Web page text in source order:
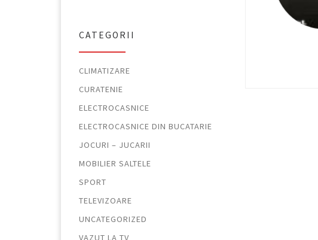
CATEGORII
CLIMATIZARE
CURATENIE
ELECTROCASNICE
ELECTROCASNICE DIN BUCATARIE
JOCURI – JUCARII
MOBILIER SALTELE
SPORT
TELEVIZOARE
UNCATEGORIZED
VAZUT LA TV